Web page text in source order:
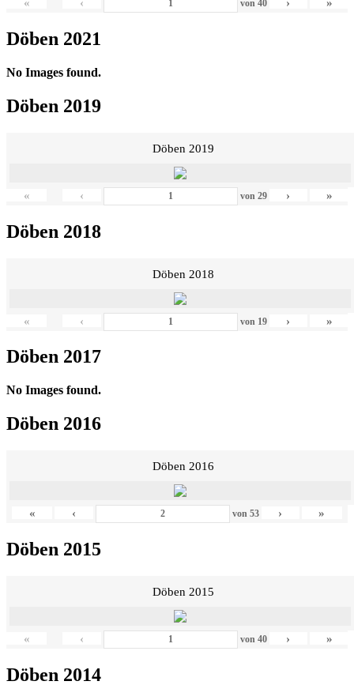
von 40
Döben 2021
No Images found.
Döben 2019
Döben 2019
« ‹ von 29 › »
Döben 2018
Döben 2018
« ‹ von 19 › »
Döben 2017
No Images found.
Döben 2016
Döben 2016
« ‹ von 53 › »
Döben 2015
Döben 2015
« ‹ von 40 › »
Döben 2014